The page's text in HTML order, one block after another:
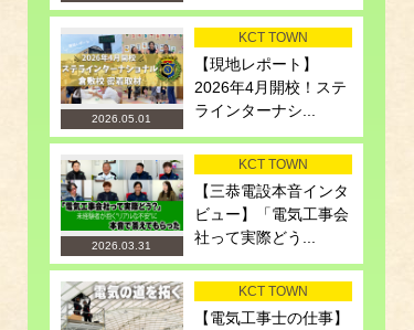
2026.05.01
KCT TOWN
【現地レポート】
2026年4月開校！ステ
ラインターナシ...
2026.03.31
KCT TOWN
【三恭電設本音インタ
ビュー】「電気工事会
社って実際どう...
KCT TOWN
【電気工事士の仕事】